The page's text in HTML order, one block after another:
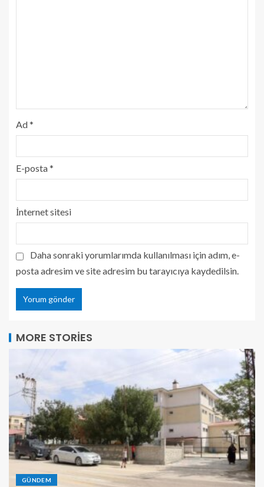
Ad*
E-posta*
İnternet sitesi
Daha sonraki yorumlarımda kullanılması için adım, e-
posta adresim ve site adresim bu tarayıcıya kaydedilsin.
MORE STORIES
GÜNDEM